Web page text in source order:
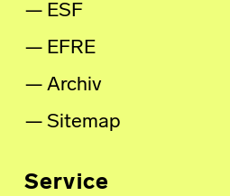
ESF
EFRE
Archiv
Sitemap
Service